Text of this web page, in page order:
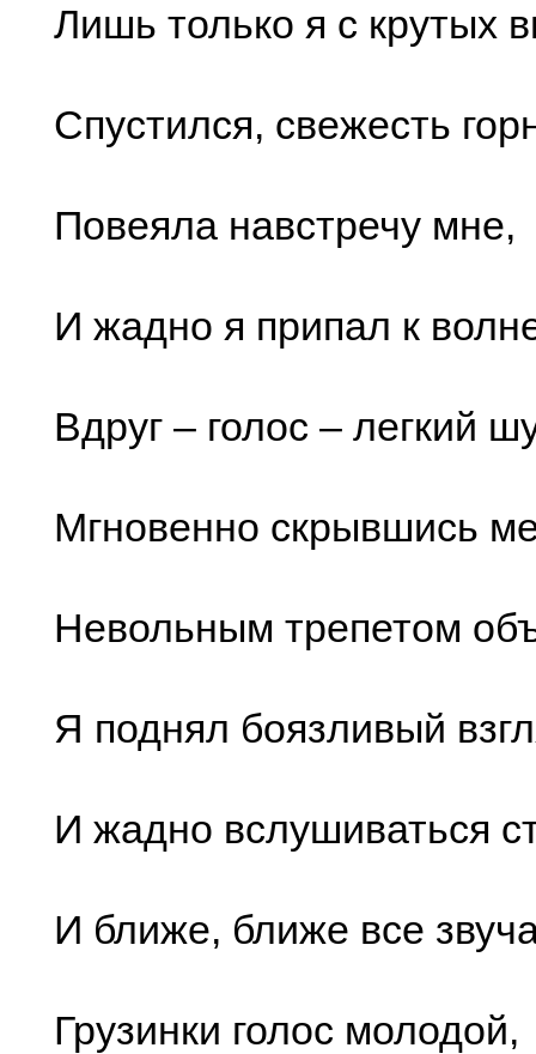
Лишь только я с крутых
Спустился, свежесть
Повеяла навстречу мне,
И жадно я припал к
Вдруг – голос – легкий
Мгновенно скрывшись
Невольным трепетом
Я поднял боязливый
И жадно вслушиваться
И ближе, ближе все
Грузинки голос молодой,